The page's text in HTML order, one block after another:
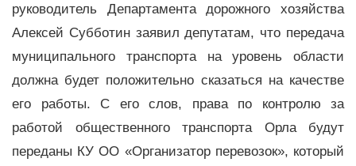
руководитель Департамента дорожного хозяйства
Алексей Субботин заявил депутатам, что передача
муниципального транспорта на уровень области
должна будет положительно сказаться на качестве
его работы. С его слов, права по контролю за
работой общественного транспорта Орла будут
переданы КУ ОО «Организатор перевозок», который